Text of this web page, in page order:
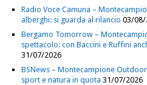
Radio Voce Camuna –
alberghi: si guarda al rilancio 03/08/
Bergamo Tomorrow –
spettacolo: con Baccini e Ruffini
31/07/2026
BSNews – Montecampione
sport e natura in quota 31/07/2026